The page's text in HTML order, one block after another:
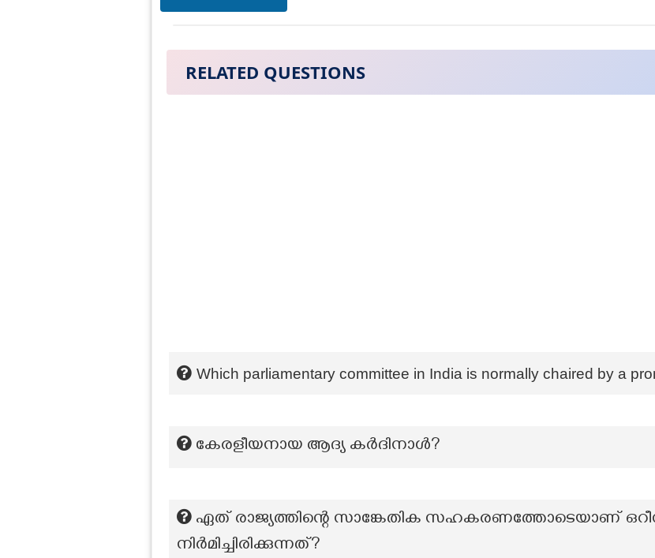
RELATED QUESTIONS
Which parliamentary committee in India is normally chaired by a
കേരളീയനായ ആദ്യ കർദിനാൾ?
ഏത് രാജ്യത്തിന്റെ സാങ്കേതിക സഹകരണത്തോടെയാണ്
നിർമിച്ചിരിക്കുന്നത്?